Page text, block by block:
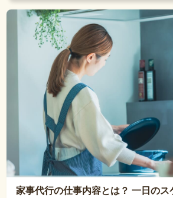
家事代行の仕事内容とは？ 一日のス